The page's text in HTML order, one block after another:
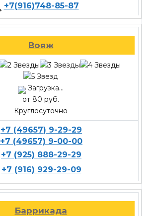
+7(916)748-85-87
Вояж
Загрузка...
от 80 руб.
Круглосуточно
+7 (49657) 9-29-29
+7 (49657) 9-00-00
+7 (925) 888-29-29
+7 (916) 929-29-09
Баррикада